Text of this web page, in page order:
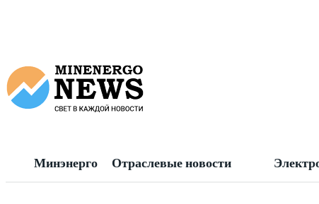
Минэнерго Отраслевые новости